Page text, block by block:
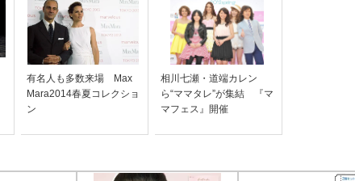
有名人も多数来場 Max
Mara2014春夏コレクショ
ン
相川七瀬・道端カレン
ら“ママタレ”が集結 『マ
マフェス』開催